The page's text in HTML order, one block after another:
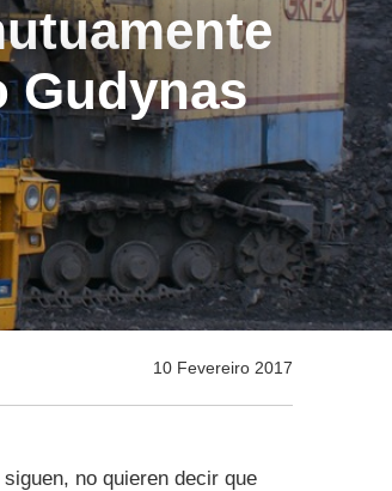
Gudynas
10 Fevereiro 2017
no quieren decir que